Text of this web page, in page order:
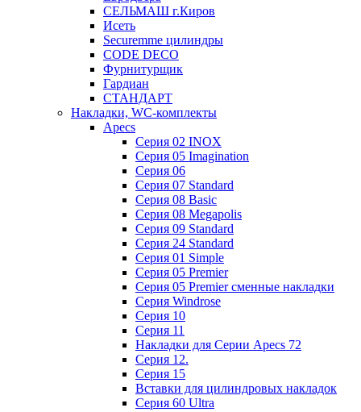
СЕЛЬМАШ г.Киров
Исеть
Securemme цилиндры
CODE DECO
Фурнитурщик
Гардиан
СТАНДАРТ
Накладки, WC-комплекты
Apecs
Cерия 02 INOX
Cерия 05 Imagination
Cерия 06
Cерия 07 Standard
Cерия 08 Basic
Cерия 08 Megapolis
Cерия 09 Standard
Cерия 24 Standard
Серия 01 Simple
Серия 05 Premier
Серия 05 Premier сменные накладки
Cерия Windrose
Серия 10
Серия 11
Накладки для Серии Apecs 72
Серия 12.
Серия 15
Вставки для цилиндровых накладок
Серия 60 Ultra